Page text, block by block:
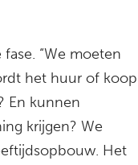
“We moeten
het huur of koop
En kunnen
krijgen? We
Het